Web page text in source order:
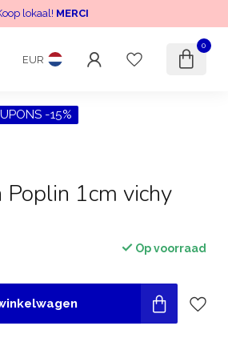
lokaal! MERCI
EUR
0
-15%
1cm vichy
Op voorraad